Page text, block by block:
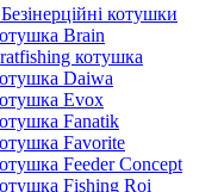
Безінерційні котушки
Brain
котушка
Daiwa
Evox
Fanatik
Favorite
Feeder Concept
Fishing Roi